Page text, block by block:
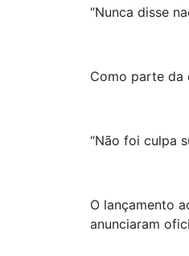
“Nunca disse
Como parte da
“Não foi culpa
O lançamento
anunciaram